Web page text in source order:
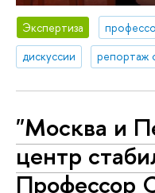
Экспертиза
дискуссии
репортаж
"Москва и
центр
Профессор